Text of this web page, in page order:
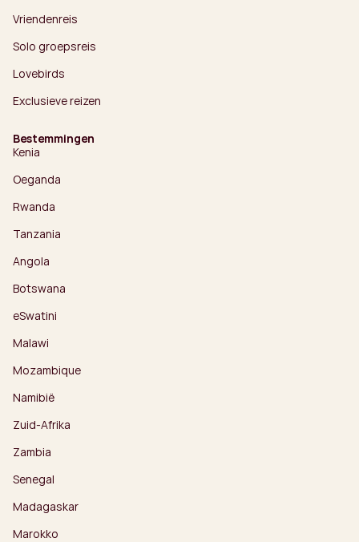
Vriendenreis
Solo groepsreis
Lovebirds
Exclusieve reizen
Bestemmingen
Kenia
Oeganda
Rwanda
Tanzania
Angola
Botswana
eSwatini
Malawi
Mozambique
Namibië
Zuid-Afrika
Zambia
Senegal
Madagaskar
Marokko